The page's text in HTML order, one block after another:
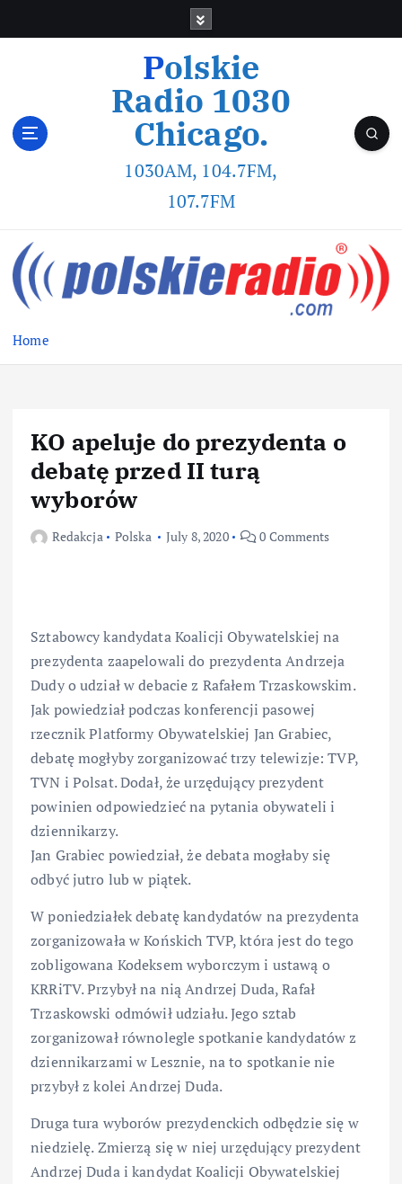
Polskie
Radio 1030
Chicago.
1030AM, 104.7FM,
107.7FM
Home
KO apeluje do prezydenta o
debatę przed II turą
wyborów
Redakcja Polska July 8, 2020 0 Comments
Sztabowcy kandydata Koalicji Obywatelskiej na
prezydenta zaapelowali do prezydenta Andrzeja
Dudy o udział w debacie z Rafałem Trzaskowskim.
Jak powiedział podczas konferencji pasowej
rzecznik Platformy Obywatelskiej Jan Grabiec,
debatę mogłyby zorganizować trzy telewizje: TVP,
TVN i Polsat. Dodał, że urzędujący prezydent
powinien odpowiedzieć na pytania obywateli i
dziennikarzy.
Jan Grabiec powiedział, że debata mogłaby się
odbyć jutro lub w piątek.
W poniedziałek debatę kandydatów na prezydenta
zorganizowała w Końskich TVP, która jest do tego
zobligowana Kodeksem wyborczym i ustawą o
KRRiTV. Przybył na nią Andrzej Duda, Rafał
Trzaskowski odmówił udziału. Jego sztab
zorganizował równolegle spotkanie kandydatów z
dziennikarzami w Lesznie, na to spotkanie nie
przybył z kolei Andrzej Duda.
Druga tura wyborów prezydenckich odbędzie się w
niedzielę. Zmierzą się w niej urzędujący prezydent
Andrzej Duda i kandydat Koalicji Obywatelskiej